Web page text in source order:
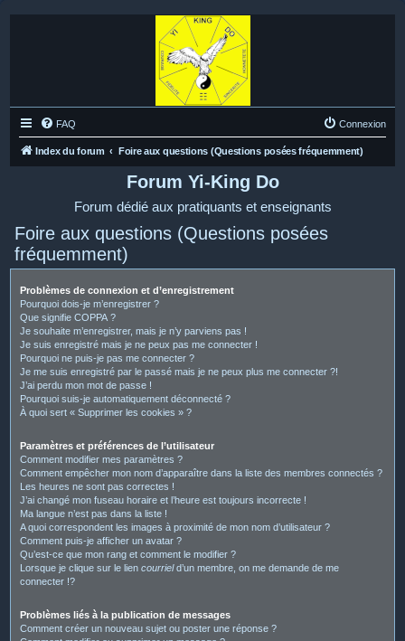
FAQ Connexion
Index du forum Foire aux questions (Questions posées fréquemment)
Forum Yi-King Do
Forum dédié aux pratiquants et enseignants
Foire aux questions (Questions posées
fréquemment)
Problèmes de connexion et d’enregistrement
Pourquoi dois-je m’enregistrer ?
Que signifie COPPA ?
Je souhaite m’enregistrer, mais je n’y parviens pas !
Je suis enregistré mais je ne peux pas me connecter !
Pourquoi ne puis-je pas me connecter ?
Je me suis enregistré par le passé mais je ne peux plus me connecter ?!
J’ai perdu mon mot de passe !
Pourquoi suis-je automatiquement déconnecté ?
À quoi sert « Supprimer les cookies » ?
Paramètres et préférences de l’utilisateur
Comment modifier mes paramètres ?
Comment empêcher mon nom d’apparaître dans la liste des membres connectés ?
Les heures ne sont pas correctes !
J’ai changé mon fuseau horaire et l’heure est toujours incorrecte !
Ma langue n’est pas dans la liste !
A quoi correspondent les images à proximité de mon nom d’utilisateur ?
Comment puis-je afficher un avatar ?
Qu’est-ce que mon rang et comment le modifier ?
Lorsque je clique sur le lien courrield’un membre, on me demande de me
connecter !?
Problèmes liés à la publication de messages
Comment créer un nouveau sujet ou poster une réponse ?